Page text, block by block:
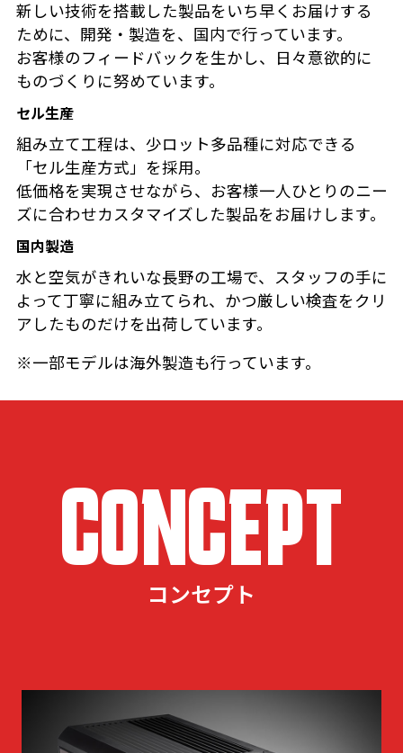
新しい技術を搭載した製品をいち早くお届けする
ために、開発・製造を、国内で行っています。
お客様のフィードバックを生かし、日々意欲的に
ものづくりに努めています。
セル生産
組み立て工程は、少ロット多品種に対応できる
「セル生産方式」を採用。
低価格を実現させながら、お客様一人ひとりのニー
ズに合わせカスタマイズした製品をお届けします。
国内製造
水と空気がきれいな長野の工場で、スタッフの手に
よって丁寧に組み立てられ、かつ厳しい検査をクリ
アしたものだけを出荷しています。
※一部モデルは海外製造も行っています。
CONCEPT
コンセプト